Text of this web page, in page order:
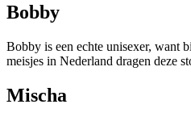
Bobby
Bobby is een echte unisexer, want
meisjes in Nederland dragen deze
Mischa